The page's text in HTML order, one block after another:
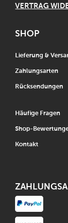
VERTRAG
SHOP
Lieferung &
Zahlungsarten
Rücksendungen
Häufige Fragen
Shop-
Kontakt